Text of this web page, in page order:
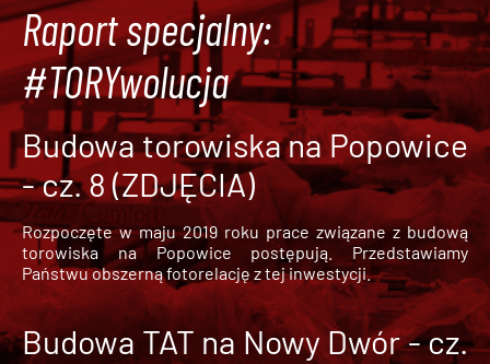
Raport specjalny:
#TORYwolucja
Budowa torowiska na Popowice
- cz. 8 (ZDJĘCIA)
Rozpoczęte w maju 2019 roku prace związane z budową
torowiska na Popowice
postępują. Przedstawiamy
Państwu obszerną fotorelację z tej inwestycji.
Budowa TAT na Nowy Dwór - cz.